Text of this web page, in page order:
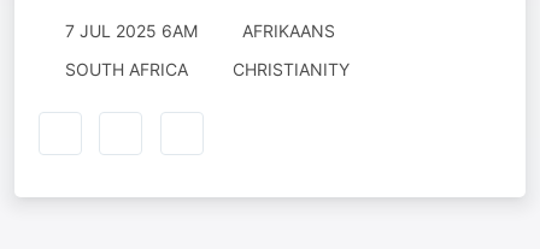
7 JUL 2025 6AM
AFRIKAANS
SOUTH AFRICA
CHRISTIANITY